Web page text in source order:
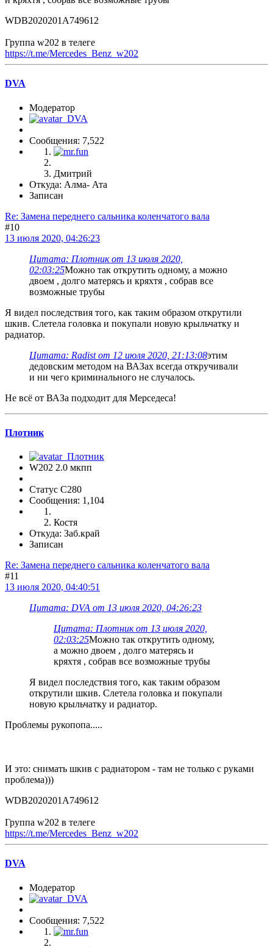
WDB2020201A749612
Группа w202 в телеге
https://t.me/Mercedes_Benz_w202
DVA
Модератор
Сообщения: 7,522
Дмитрий
Откуда: Алма- Ата
Записан
Re: Замена переднего сальника коленчатого вала
#10
13 июля 2020, 04:26:23
Цитата: Плотник от 13 июля 2020,
02:03:25Можно так открутить одному, а можно
двоем , долго матерясь и кряхтя , собрав все
возможные трубы
Я видел последствия того, как таким образом открутили
шкив. Слетела головка и покупали новую крыльчатку и
радиатор.
Цитата: Radist от 12 июля 2020, 21:13:08этим
дедовским методом на ВАЗах всегда откручивали
и ни чего криминального не случалось.
Не всё от ВАЗа подходит для Мерседеса!
Плотник
W202 2.0 мкпп
Статус C280
Сообщения: 1,104
Костя
Откуда: Заб.край
Записан
Re: Замена переднего сальника коленчатого вала
#11
13 июля 2020, 04:40:51
Цитата: DVA от 13 июля 2020, 04:26:23
Цитата: Плотник от 13 июля 2020,
02:03:25Можно так открутить одному,
а можно двоем , долго матерясь и
кряхтя , собрав все возможные трубы
Я видел последствия того, как таким образом
открутили шкив. Слетела головка и покупали
новую крыльчатку и радиатор.
Проблемы рукопопа.....
И это: снимать шкив с радиатором - там не только с руками
проблема)))
WDB2020201A749612
Группа w202 в телеге
https://t.me/Mercedes_Benz_w202
DVA
Модератор
Сообщения: 7,522